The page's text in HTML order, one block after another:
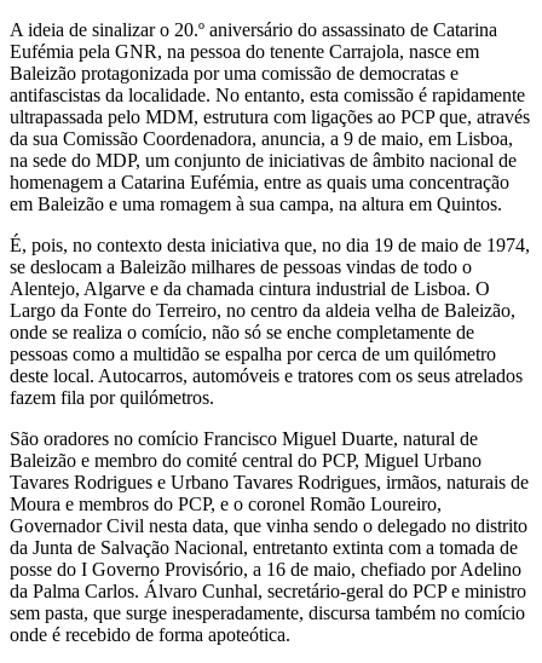
A ideia de sinalizar o 20.º aniversário do assassinato de Catarina
Eufémia pela GNR, na pessoa do tenente Carrajola, nasce em
Baleizão protagonizada por uma comissão de democratas e
antifascistas da localidade. No entanto, esta comissão é rapidamente
ultrapassada pelo MDM, estrutura com ligações ao PCP que, através
da sua Comissão Coordenadora, anuncia, a 9 de maio, em Lisboa,
na sede do MDP, um conjunto de iniciativas de âmbito nacional de
homenagem a Catarina Eufémia, entre as quais uma concentração
em Baleizão e uma romagem à sua campa, na altura em Quintos.
É, pois, no contexto desta iniciativa que, no dia 19 de maio de 1974,
se deslocam a Baleizão milhares de pessoas vindas de todo o
Alentejo, Algarve e da chamada cintura industrial de Lisboa. O
Largo da Fonte do Terreiro, no centro da aldeia velha de Baleizão,
onde se realiza o comício, não só se enche completamente de
pessoas como a multidão se espalha por cerca de um quilómetro
deste local. Autocarros, automóveis e tratores com os seus atrelados
fazem fila por quilómetros.
São oradores no comício Francisco Miguel Duarte, natural de
Baleizão e membro do comité central do PCP, Miguel Urbano
Tavares Rodrigues e Urbano Tavares Rodrigues, irmãos, naturais de
Moura e membros do PCP, e o coronel Romão Loureiro,
Governador Civil nesta data, que vinha sendo o delegado no distrito
da Junta de Salvação Nacional, entretanto extinta com a tomada de
posse do I Governo Provisório, a 16 de maio, chefiado por Adelino
da Palma Carlos. Álvaro Cunhal, secretário-geral do PCP e ministro
sem pasta, que surge inesperadamente, discursa também no comício
onde é recebido de forma apoteótica.